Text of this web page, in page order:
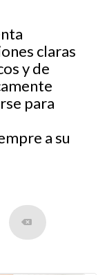
claras
y de
para
a su